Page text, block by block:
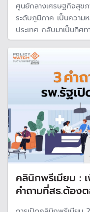
ศูนย์กลางเศรษฐกิจสุข
ระดับภูมิภาค เป็นความ
ประเทศ กลับมาเป็นทิศ
งอว.และสธ.อีกครั้ง แต่
"ผู้ใช้เทคโนโลยี" ได้หรื
แต่ "ใช้ชื่อต่างกัน"
คลินิกพรีเมียม :
คำถามที่สธ.ต้อง